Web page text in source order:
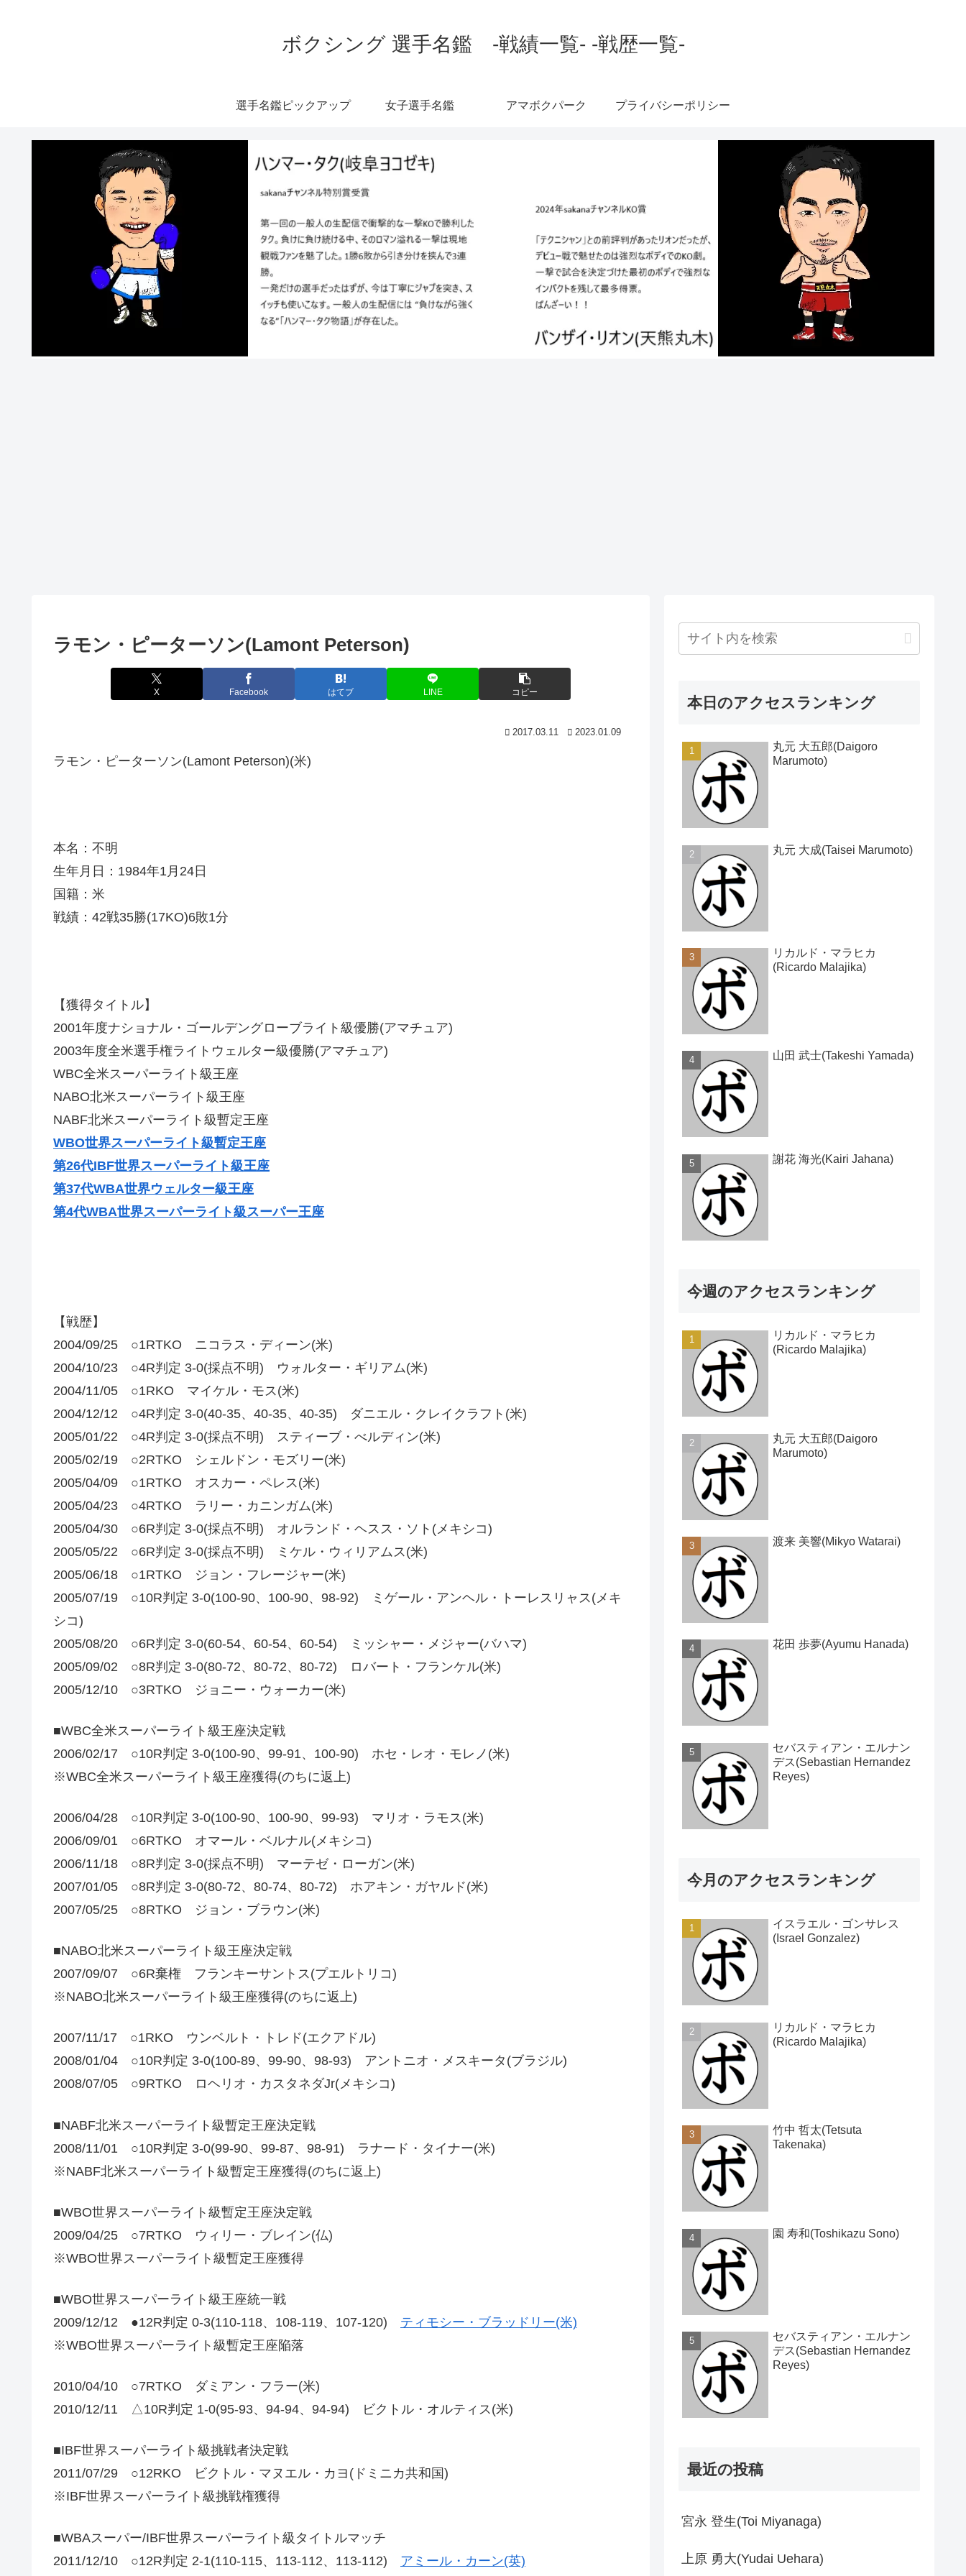
ボクシング 選手名鑑 -戦績一覧- -戦歴一覧-
選手名鑑ピックアップ 女子選手名鑑 アマボクパーク プライバシーポリシー
ラモン・ピーターソン(Lamont Peterson)
X Facebook はてブ LINE コピー
2017.03.11 2023.01.09
ラモン・ピーターソン(Lamont Peterson)(米)
本名：不明
生年月日：1984年1月24日
国籍：米
戦績：42戦35勝(17KO)6敗1分
【獲得タイトル】
2001年度ナショナル・ゴールデングローブライト級優勝(アマチュア)
2003年度全米選手権ライトウェルター級優勝(アマチュア)
WBC全米スーパーライト級王座
NABO北米スーパーライト級王座
NABF北米スーパーライト級暫定王座
WBO世界スーパーライト級暫定王座
第26代IBF世界スーパーライト級王座
第37代WBA世界ウェルター級王座
第4代WBA世界スーパーライト級スーパー王座
【戦歴】
2004/09/25 ○1RTKO ニコラス・ディーン(米)
2004/10/23 ○4R判定 3-0(採点不明) ウォルター・ギリアム(米)
2004/11/05 ○1RKO マイケル・モス(米)
2004/12/12 ○4R判定 3-0(40-35、40-35、40-35) ダニエル・クレイクラフト(米)
2005/01/22 ○4R判定 3-0(採点不明) スティーブ・べルディン(米)
2005/02/19 ○2RTKO シェルドン・モズリー(米)
2005/04/09 ○1RTKO オスカー・ペレス(米)
2005/04/23 ○4RTKO ラリー・カニンガム(米)
2005/04/30 ○6R判定 3-0(採点不明) オルランド・ヘスス・ソト(メキシコ)
2005/05/22 ○6R判定 3-0(採点不明) ミケル・ウィリアムス(米)
2005/06/18 ○1RTKO ジョン・フレージャー(米)
2005/07/19 ○10R判定 3-0(100-90、100-90、98-92) ミゲール・アンヘル・トーレスリャス(メキ
シコ)
2005/08/20 ○6R判定 3-0(60-54、60-54、60-54) ミッシャー・メジャー(バハマ)
2005/09/02 ○8R判定 3-0(80-72、80-72、80-72) ロバート・フランケル(米)
2005/12/10 ○3RTKO ジョニー・ウォーカー(米)
■WBC全米スーパーライト級王座決定戦
2006/02/17 ○10R判定 3-0(100-90、99-91、100-90) ホセ・レオ・モレノ(米)
※WBC全米スーパーライト級王座獲得(のちに返上)
2006/04/28 ○10R判定 3-0(100-90、100-90、99-93) マリオ・ラモス(米)
2006/09/01 ○6RTKO オマール・ベルナル(メキシコ)
2006/11/18 ○8R判定 3-0(採点不明) マーテゼ・ローガン(米)
2007/01/05 ○8R判定 3-0(80-72、80-74、80-72) ホアキン・ガヤルド(米)
2007/05/25 ○8RTKO ジョン・ブラウン(米)
■NABO北米スーパーライト級王座決定戦
2007/09/07 ○6R棄権 フランキーサントス(プエルトリコ)
※NABO北米スーパーライト級王座獲得(のちに返上)
2007/11/17 ○1RKO ウンベルト・トレド(エクアドル)
2008/01/04 ○10R判定 3-0(100-89、99-90、98-93) アントニオ・メスキータ(ブラジル)
2008/07/05 ○9RTKO ロヘリオ・カスタネダJr(メキシコ)
■NABF北米スーパーライト級暫定王座決定戦
2008/11/01 ○10R判定 3-0(99-90、99-87、98-91) ラナード・タイナー(米)
※NABF北米スーパーライト級暫定王座獲得(のちに返上)
■WBO世界スーパーライト級暫定王座決定戦
2009/04/25 ○7RTKO ウィリー・ブレイン(仏)
※WBO世界スーパーライト級暫定王座獲得
■WBO世界スーパーライト級王座統一戦
2009/12/12 ●12R判定 0-3(110-118、108-119、107-120) ティモシー・ブラッドリー(米)
※WBO世界スーパーライト級暫定王座陥落
2010/04/10 ○7RTKO ダミアン・フラー(米)
2010/12/11 △10R判定 1-0(95-93、94-94、94-94) ビクトル・オルティス(米)
■IBF世界スーパーライト級挑戦者決定戦
2011/07/29 ○12RKO ビクトル・マヌエル・カヨ(ドミニカ共和国)
※IBF世界スーパーライト級挑戦権獲得
■WBAスーパー/IBF世界スーパーライト級タイトルマッチ
2011/12/10 ○12R判定 2-1(110-115、113-112、113-112) アミール・カーン(英)
本日のアクセスランキング
丸元 大五郎(Daigoro
Marumoto)
丸元 大成(Taisei Marumoto)
リカルド・マラヒカ
(Ricardo Malajika)
山田 武士(Takeshi Yamada)
謝花 海光(Kairi Jahana)
今週のアクセスランキング
リカルド・マラヒカ
(Ricardo Malajika)
丸元 大五郎(Daigoro
Marumoto)
渡来 美響(Mikyo Watarai)
花田 歩夢(Ayumu Hanada)
セバスティアン・エルナン
デス(Sebastian Hernandez
Reyes)
今月のアクセスランキング
イスラエル・ゴンサレス
(Israel Gonzalez)
リカルド・マラヒカ
(Ricardo Malajika)
竹中 哲太(Tetsuta
Takenaka)
園 寿和(Toshikazu Sono)
セバスティアン・エルナン
デス(Sebastian Hernandez
Reyes)
最近の投稿
宮永 登生(Toi Miyanaga)
上原 勇大(Yudai Uehara)